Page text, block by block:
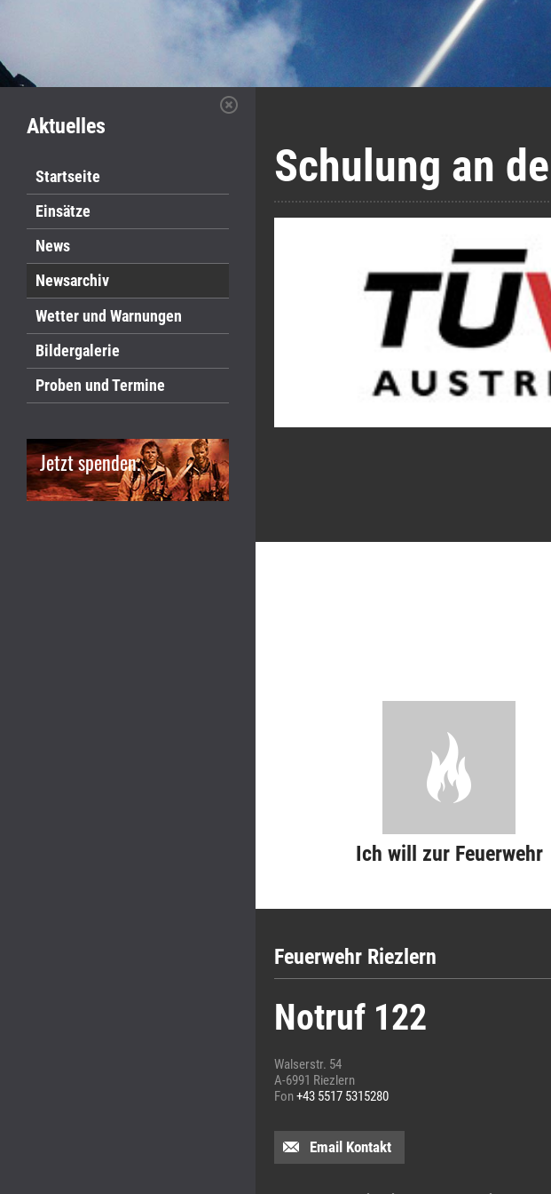
Aktuelles
Startseite
Einsätze
News
Newsarchiv
Wetter und Warnungen
Bildergalerie
Proben und Termine
Jetzt spenden.
Schulung an
Ich will zur Feuerwehr
Feuerwehr Riezlern
Notruf 122
Walserstr. 54
A-6991 Riezlern
Fon+43 5517 5315280
Email Kontakt